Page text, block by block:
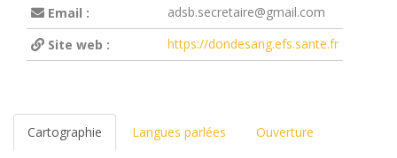
Email :
adsb.secretaire@gmail.com
Site web :
https://dondesang.efs.sante.fr
Cartographie Langues parlées Ouverture